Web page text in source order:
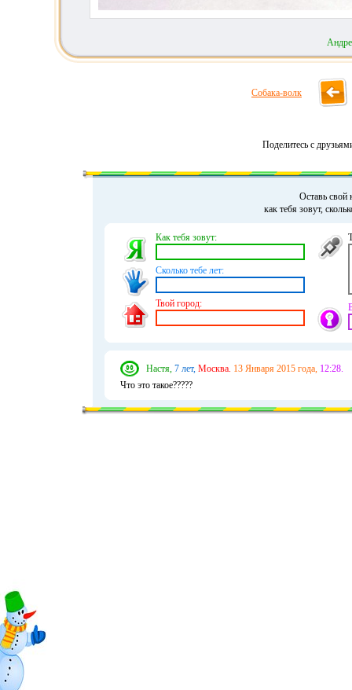
Собака-волк
Поделитесь с
Оставь свой
как тебя зовут,
Как тебя зовут:
Сколько тебе лет:
Твой город:
Настя, 7 лет, Москва. 13 Января 2015 года, 12:28.
Что это такое?????